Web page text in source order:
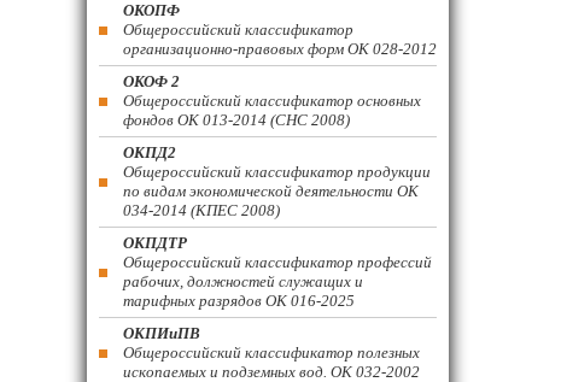
ОКОПФ
Общероссийский классификатор
организационно-правовых форм ОК 028-2012
ОКОФ 2
Общероссийский классификатор основных
фондов ОК 013-2014 (СНС 2008)
ОКПД2
Общероссийский классификатор продукции
по видам экономической деятельности ОК
034-2014 (КПЕС 2008)
ОКПДТР
Общероссийский классификатор профессий
рабочих, должностей служащих и
тарифных разрядов ОК 016-2025
ОКПИиПВ
Общероссийский классификатор полезных
ископаемых и подземных вод. ОК 032-2002